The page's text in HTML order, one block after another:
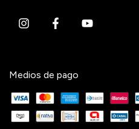
Medios de pago